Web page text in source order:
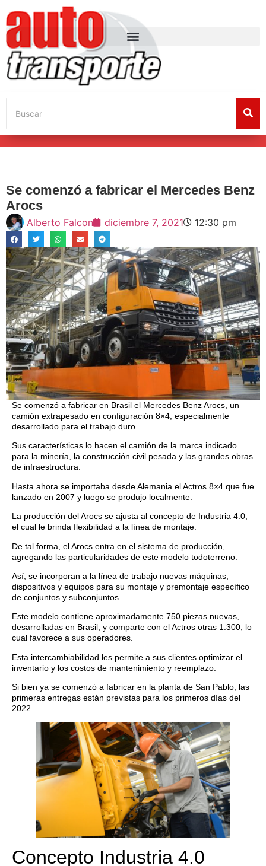
Se comenzó a fabricar el Mercedes Benz
Arocs
Alberto Falcon diciembre 7, 2021 12:30 pm
Se comenzó a fabricar en Brasil el Mercedes Benz Arocs, un
camión extrapesado en configuración 8×4, especialmente
desarrollado para el trabajo duro.
Sus características lo hacen el camión de la marca indicado
para la minería, la construcción civil pesada y las grandes obras
de infraestructura.
Hasta ahora se importaba desde Alemania el Actros 8×4 que fue
lanzado en 2007 y luego se produjo localmente.
La producción del Arocs se ajusta al concepto de Industria 4.0,
el cual le brinda flexibilidad a la línea de montaje.
De tal forma, el Arocs entra en el sistema de producción,
agregando las particularidades de este modelo todoterreno.
Así, se incorporan a la línea de trabajo nuevas máquinas,
dispositivos y equipos para su montaje y premontaje específico
de conjuntos y subconjuntos.
Este modelo contiene aproximadamente 750 piezas nuevas,
desarrolladas en Brasil, y comparte con el Actros otras 1.300, lo
cual favorece a sus operadores.
Esta intercambiabilidad les permite a sus clientes optimizar el
inventario y los costos de mantenimiento y reemplazo.
Si bien ya se comenzó a fabricar en la planta de San Pablo, las
primeras entregas están previstas para los primeros días del
2022.
Concepto Industria 4.0